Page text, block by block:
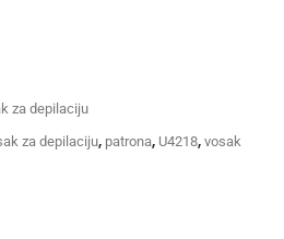
za depilaciju
za depilaciju, patrona, U4218, vosak